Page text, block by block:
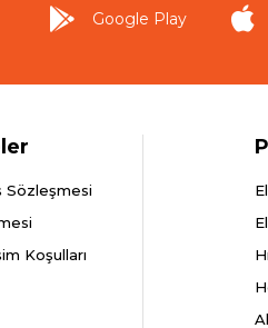
Google Play
Sözleşmesi
Koşulları